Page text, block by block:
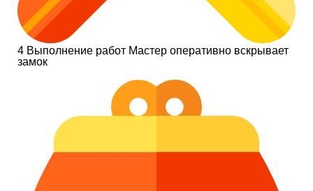
4 Выполнение работ Мастер оперативно вскрывает
замок